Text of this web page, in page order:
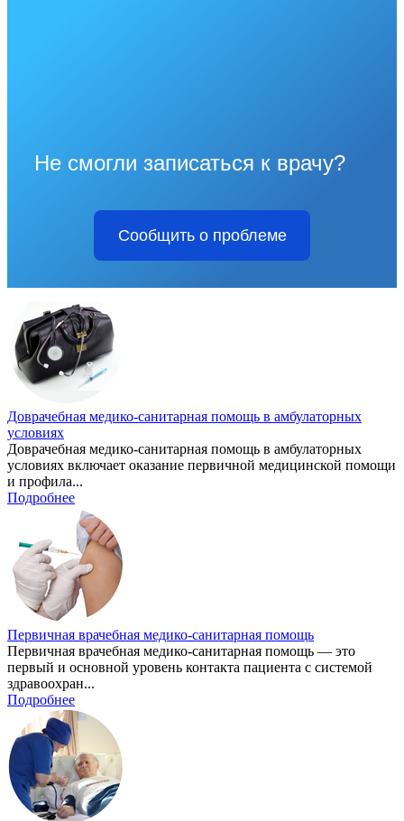
Не смогли записаться к врачу?
Сообщить о проблеме
Доврачебная медико-санитарная помощь в амбулаторных
условиях
Доврачебная медико-санитарная помощь в амбулаторных
условиях включает оказание первичной медицинской помощи
и профила...
Подробнее
Первичная врачебная медико-санитарная помощь
Первичная врачебная медико-санитарная помощь — это
первый и основной уровень контакта пациента с системой
здравоохран...
Подробнее